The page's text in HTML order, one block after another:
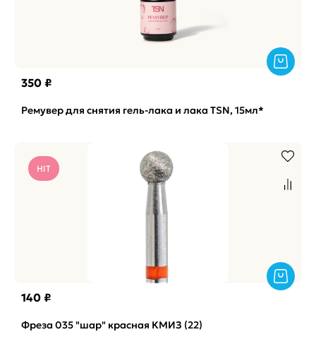
350 ₽
Ремувер для снятия гель-лака и лака TSN, 15мл*
HIT
140 ₽
Фреза 035 "шар" красная КМИЗ (22)